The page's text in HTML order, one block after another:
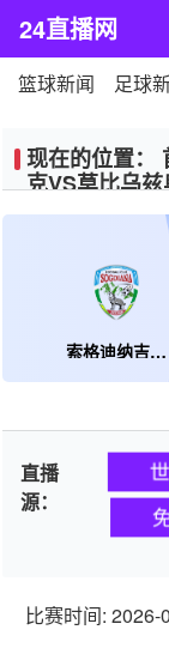
24直播网
篮球新闻 足球
现在的位置：
克VS莫比乌
索格迪纳吉扎克
直播
源：
比赛时间: 2026-